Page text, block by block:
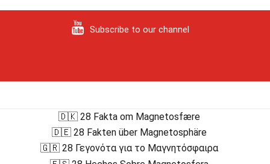
Subscribe to our channel
🇩🇰 28 Fakta om Magnetosfære
🇩🇪 28 Fakten über Magnetosphäre
🇬🇷 28 Γεγονότα για το Μαγνητόσφαιρα